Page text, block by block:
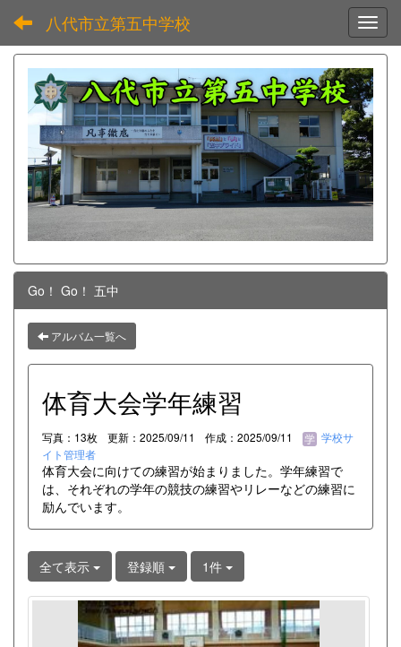
八代市立第五中学校
Go！ Go！ 五中
アルバム一覧へ
体育大会学年練習
写真：13枚 更新：2025/09/11 作成：2025/09/11
学校サ
イト管理者
体育大会に向けての練習が始まりました。学年練習で
は、それぞれの学年の競技の練習やリレーなどの練習に
励んでいます。
全て表示 登録順 1件